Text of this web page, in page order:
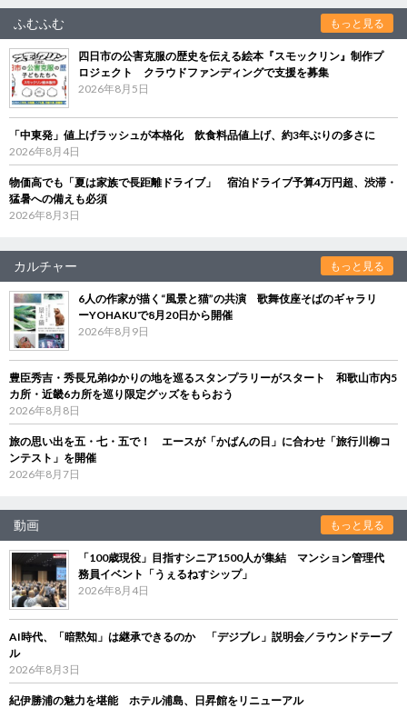
ふむふむ もっと見る
四日市の公害克服の歴史を伝える絵本『スモックリン』制作プ
ロジェクト クラウドファンディングで支援を募集
2026年8月5日
「中東発」値上げラッシュが本格化 飲食料品値上げ、約3年ぶりの多さに
2026年8月4日
物価高でも「夏は家族で長距離ドライブ」 宿泊ドライブ予算4万円超、渋滞・
猛暑への備えも必須
2026年8月3日
カルチャー もっと見る
6人の作家が描く“風景と猫”の共演 歌舞伎座そばのギャラリ
ーYOHAKUで8月20日から開催
2026年8月9日
豊臣秀吉・秀長兄弟ゆかりの地を巡るスタンプラリーがスタート 和歌山市内5
カ所・近畿6カ所を巡り限定グッズをもらおう
2026年8月8日
旅の思い出を五・七・五で！ エースが「かばんの日」に合わせ「旅行川柳コ
ンテスト」を開催
2026年8月7日
動画 もっと見る
「100歳現役」目指すシニア1500人が集結 マンション管理代
務員イベント「うぇるねすシップ」
2026年8月4日
AI時代、「暗黙知」は継承できるのか 「デジブレ」説明会／ラウンドテーブ
ル
2026年8月3日
紀伊勝浦の魅力を堪能 ホテル浦島、日昇館をリニューアル